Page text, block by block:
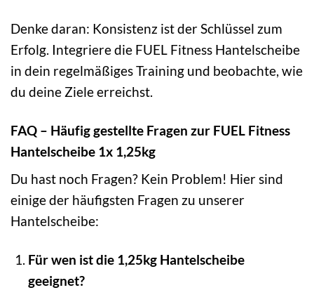
Denke daran: Konsistenz ist der Schlüssel zum
Erfolg. Integriere die FUEL Fitness Hantelscheibe
in dein regelmäßiges Training und beobachte, wie
du deine Ziele erreichst.
FAQ – Häufig gestellte Fragen zur FUEL Fitness
Hantelscheibe 1x 1,25kg
Du hast noch Fragen? Kein Problem! Hier sind
einige der häufigsten Fragen zu unserer
Hantelscheibe:
Für wen ist die 1,25kg Hantelscheibe
geeignet?